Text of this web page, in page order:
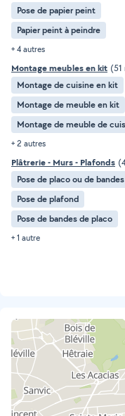
Pose de papier peint
Papier peint à peindre
+ 4 autres
Montage meubles en kit
Montage de cuisine en kit
Montage de meuble en kit
Montage de meuble de
+ 2 autres
Plâtrerie - Murs - Plafonds
Pose de placo ou de bandes
Pose de plafond
Pose de bandes de placo
+ 1 autre